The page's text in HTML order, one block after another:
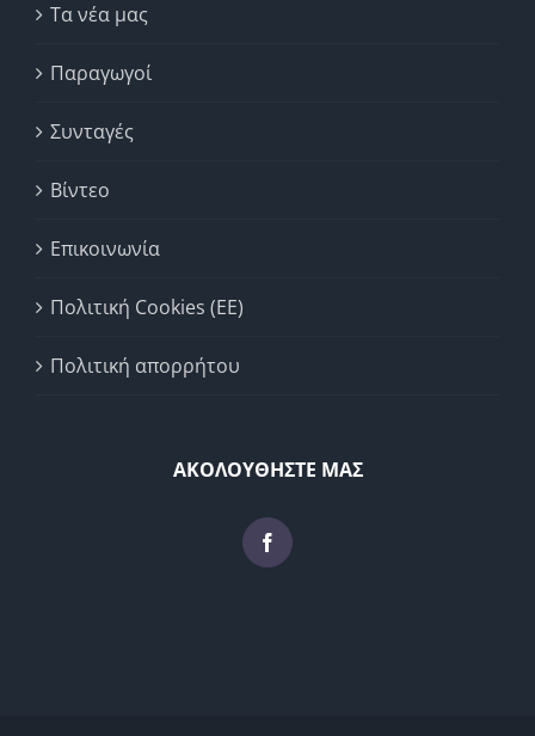
Τα νέα μας
Παραγωγοί
Συνταγές
Βίντεο
Επικοινωνία
Πολιτική Cookies (ΕΕ)
Πολιτική απορρήτου
ΑΚΟΛΟΥΘΗΣΤΕ ΜΑΣ